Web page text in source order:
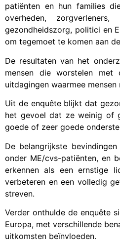
patiënten en hun families
overheden,
gezondheidszorg, politici en
om tegemoet te komen aan
De resultaten van het
mensen die worstelen met
uitdagingen waarmee
Uit de enquête blijkt dat
het gevoel dat ze weinig of
goede of zeer goede
De belangrijkste
onder ME/cvs-patiënten, en
erkennen als een ernstige
verbeteren en een volledig
streven.
Verder onthulde de enquête
Europa, met verschillende
uitkomsten beïnvloeden.